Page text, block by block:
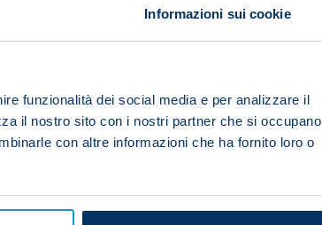
Informazioni sui cookie
funzionalità dei social media e per analizzare il
il nostro sito con i nostri partner che si occupano
con altre informazioni che ha fornito loro o